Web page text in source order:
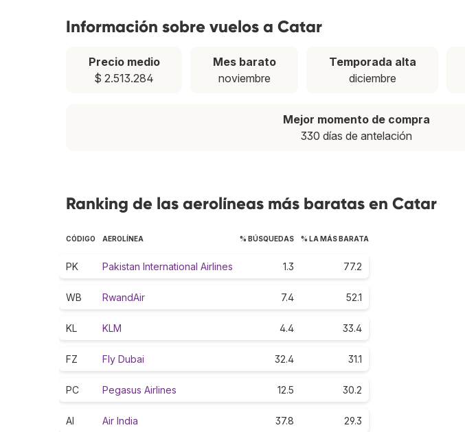
Información sobre vuelos a Catar
Precio medio
$ 2.513.284
Mes barato
noviembre
Temporada alta
diciembre
Mejor momento de compra
330 días de antelación
Ranking de las aerolíneas más baratas en Catar
CÓDIGO AEROLÍNEA % BÚSQUEDAS % LA MÁS BARATA
PK Pakistan International Airlines 1.3 77.2
WB RwandAir 7.4 52.1
KL KLM 4.4 33.4
FZ Fly Dubai 32.4 31.1
PC Pegasus Airlines 12.5 30.2
AI Air India 37.8 29.3